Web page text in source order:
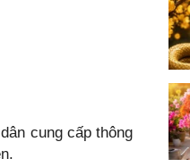
cung cấp thông